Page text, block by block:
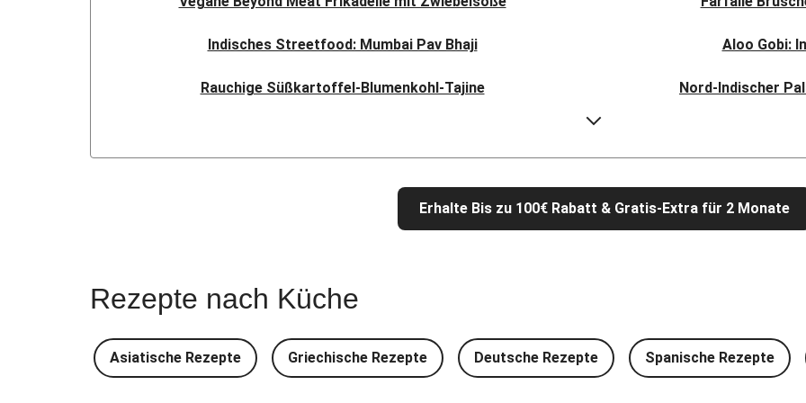
Indisches Streetfood: Mumbai Pav Bhaji Aloo Gobi:
Rauchige Süßkartoffel-Blumenkohl-Tajine Nord-Indischer
Perlencouscous-Minestrone mit Kichererbsen Camembert En
Scharfe Linsensuppe mit Bio-Feta und veganen Filetstücken
Spätzle in Camembert-Creme-Soße One Pan: Pikante
Erhalte Bis zu 100€ Rabatt & Gratis-Extra für 2 Monate
Rezepte nach Küche
Asiatische Rezepte Griechische Rezepte Deutsche Rezepte Spanische Rezepte